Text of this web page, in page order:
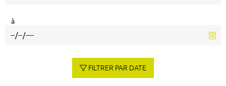
à
FILTRER PAR DATE